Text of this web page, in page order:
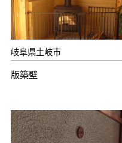
岐阜県土岐市
版築壁